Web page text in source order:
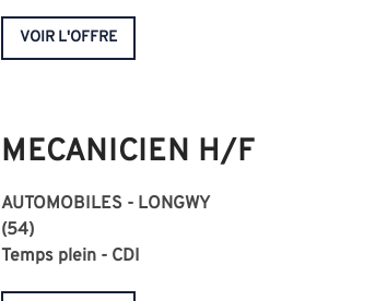
VOIR L'OFFRE
MECANICIEN H/F
AUTOMOBILES - LONGWY
(54)
Temps plein - CDI